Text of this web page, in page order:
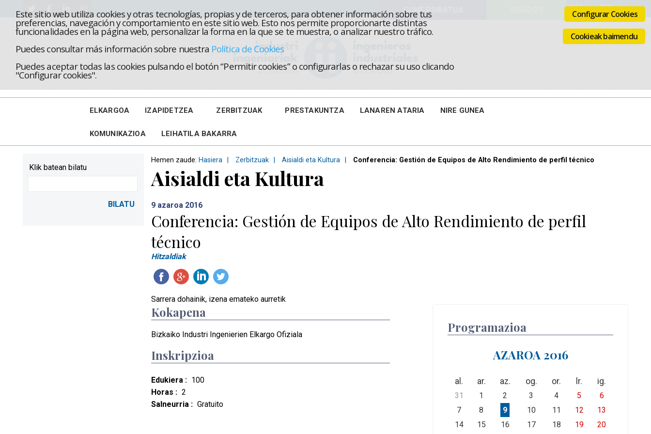
Este sitio web utiliza cookies y otras tecnologías, propias y de terceros, para obtener información sobre tus
preferencias, navegación y comportamiento en este sitio web. Esto nos permite proporcionarte distintas
funcionalidades en la página web, personalizar la forma en la que se te muestra, o analizar nuestro tráfico.
Puedes consultar más información sobre nuestra Política de Cookies
Puedes aceptar todas las cookies pulsando el botón “Permitir cookies” o configurarlas o rechazar su uso clicando
"Configurar cookies".
Configurar Cookies
Cookieak baimendu
ELKARGOA IZAPIDETZEA ZERBITZUAK PRESTAKUNTZA LANAREN ATARIA NIRE GUNEA
KOMUNIKAZIOA LEIHATILA BAKARRA
Hemen zaude: Hasiera Zerbitzuak Aisialdi eta Kultura Conferencia: Gestión de Equipos de Alto Rendimiento de perfil técnico
Aisialdi eta Kultura
9 azaroa 2016
Conferencia: Gestión de Equipos de Alto Rendimiento de perfil
técnico
Hitzaldiak
Sarrera dohainik, izena emateko aurretik
Kokapena
Bizkaiko Industri Ingenierien Elkargo Ofiziala
Programazioa
AZAROA 2016
al. ar. az. og. or. lr. ig.
31 1 2 3 4 5
6
7
8 9 10 11 12
13
14
15 16 17 18 19 20
Inskripzioa
Edukiera : 100
Horas : 2
Salneurria : Gratuito
Klik batean bilatu